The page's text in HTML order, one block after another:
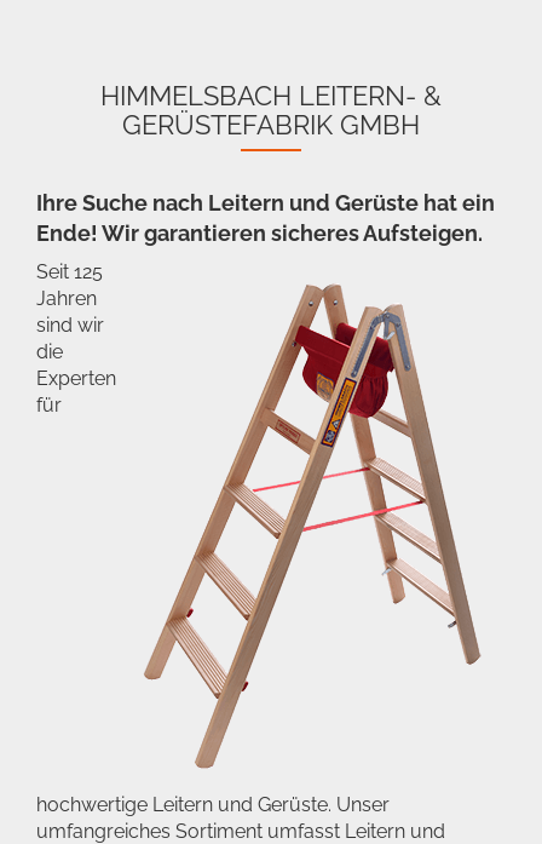
HIMMELSBACH LEITERN- &
GERÜSTEFABRIK GMBH
Ihre Suche nach Leitern und Gerüste hat ein
Ende! Wir garantieren sicheres Aufsteigen.
Seit 125
Jahren
sind wir
die
Experten
für
hochwertige Leitern und Gerüste. Unser
umfangreiches Sortiment umfasst Leitern und